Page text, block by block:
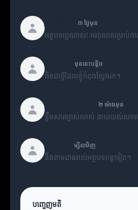
៣ ថ្ងៃមុន
អត្ថបទល្អណាស់! អរគុណសម្រាប់កា
មុននេះបន្តិច
ពិតជាអ្វីដែលខ្ញុំកំពុងស្វែងរក។
២ ម៉ោងមុន
ខ្លឹមសារច្បាស់លាស់ ងាយយល់ណា
ម្សិលមិញ
នឹងតាមដានរាល់អត្ថបទបន្តទៀត។
បញ្ចេញមតិ